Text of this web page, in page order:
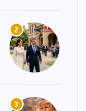
2
3